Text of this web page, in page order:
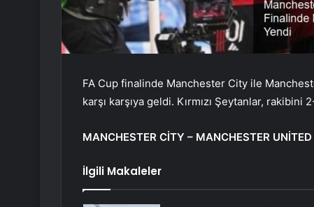
FA Cup finalinde Manchester City ile
karşı karşıya geldi. Kırmızı Şeytanlar,
MANCHESTER CİTY – MANCHESTER
İlgili Makaleler